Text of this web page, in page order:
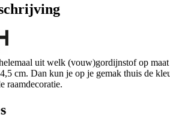
uit welk (vouw)gordijnstof op
cm. Dan kun je op je gemak thuis de
raamdecoratie.